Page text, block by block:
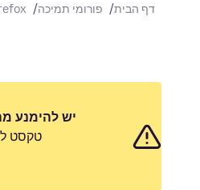
דף הבית פורומי תמיכה
יש להימנע
טקסט